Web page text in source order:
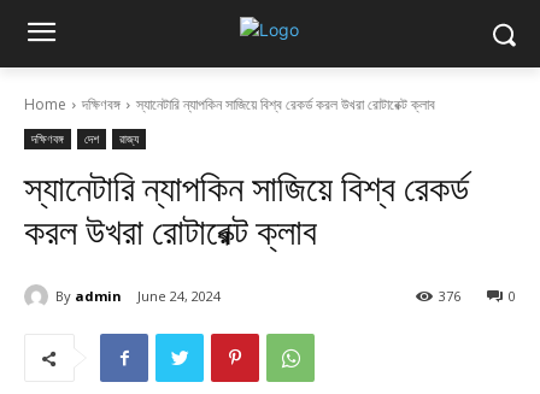
Home দক্ষিণবঙ্গ স্যানেটারি ন্যাপকিন সাজিয়ে বিশ্ব রেকর্ড করল উখরা রোটারেক্ট ক্লাব
দক্ষিণবঙ্গ দেশ রাজ্য
স্যানেটারি ন্যাপকিন সাজিয়ে বিশ্ব রেকর্ড
করল উখরা রোটারেক্ট ক্লাব
By admin June 24, 2024 0
376